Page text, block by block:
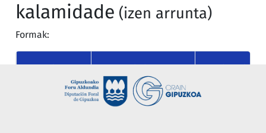
kalamidade (izen arrunta)
Formak:
KASUA MUGAGABEA MUGATU
kalamidade